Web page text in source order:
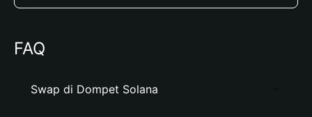
FAQ
Swap di Dompet Solana